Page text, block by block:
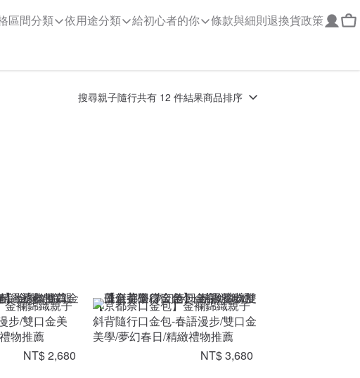
區間分類 依用途分類 給初心者的你 條款與細則 退換貨政策
搜尋親子隨行共有 12 件結果商品排序
金襴錦織親子
步/雙口金美
物推薦
NT$ 2,680
【京都奈口金包】金襴錦織親子
斜背隨行口金包-春語漫步/雙口金
美學/夢幻春日/精緻禮物推薦
NT$ 3,680